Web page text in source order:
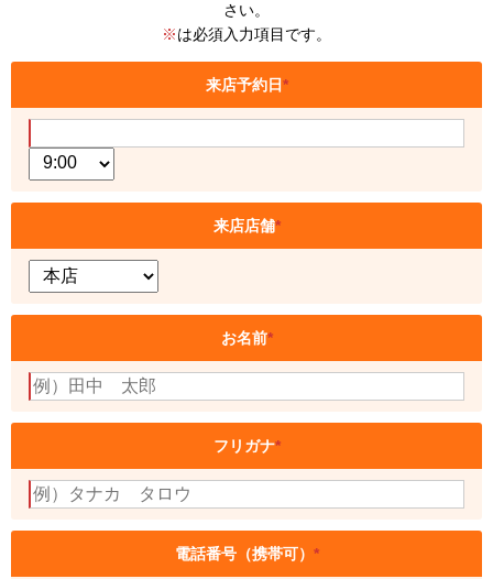
さい。
※は必須入力項目です。
来店予約日*
来店店舗*
お名前*
フリガナ*
電話番号（携帯可） *